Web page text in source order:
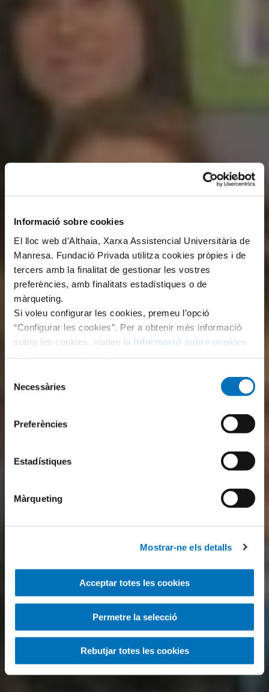
Informació sobre cookies
El lloc web d’Althaia, Xarxa Assistencial Universitària de
Manresa. Fundació Privada utilitza cookies pròpies i de
tercers amb la finalitat de gestionar les vostres
preferències, amb finalitats estadístiques o de
màrqueting.
Si voleu configurar les cookies, premeu l’opció
“Configurar les cookies”. Per a obtenir més informació
sobre les cookies, visiteu la Informació sobre cookies
Necessàries
Preferències
Estadístiques
Màrqueting
Mostrar-ne els detalls
Acceptar totes les cookies
Permetre la selecció
Rebutjar totes les cookies